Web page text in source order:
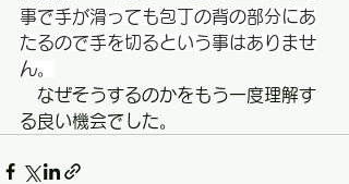
事で手が滑っても包丁の背の部分にあ
たるので手を切るという事はありませ
ん。
なぜそうするのかをもう一度理解す
る良い機会でした。